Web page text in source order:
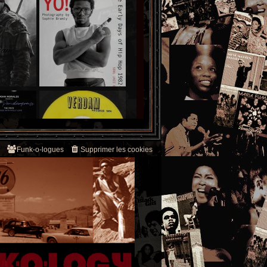
Supprimer les cookies
Funk-o-logues